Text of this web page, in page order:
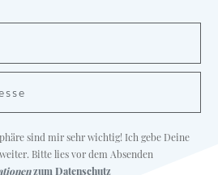
sind mir sehr wichtig! Ich gebe Deine
Bitte lies vor dem Absenden
zum Datenschutz